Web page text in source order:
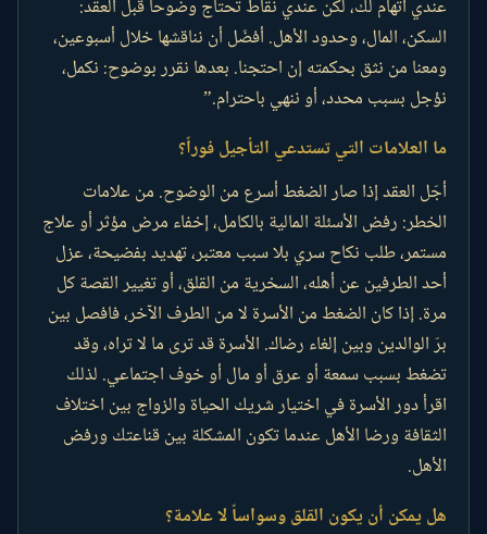
عندي اتهام لك، لكن عندي نقاط تحتاج وضوحاً قبل العقد:
السكن، المال، وحدود الأهل. أفضّل أن نناقشها خلال أسبوعين،
ومعنا من نثق بحكمته إن احتجنا. بعدها نقرر بوضوح: نكمل،
نؤجل بسبب محدد، أو ننهي باحترام.”
ما العلامات التي تستدعي التأجيل فوراً؟
أجّل العقد إذا صار الضغط أسرع من الوضوح. من علامات
الخطر: رفض الأسئلة المالية بالكامل، إخفاء مرض مؤثر أو علاج
مستمر، طلب نكاح سري بلا سبب معتبر، تهديد بفضيحة، عزل
أحد الطرفين عن أهله، السخرية من القلق، أو تغيير القصة كل
مرة. إذا كان الضغط من الأسرة لا من الطرف الآخر، فافصل بين
برّ الوالدين وبين إلغاء رضاك. الأسرة قد ترى ما لا تراه، وقد
تضغط بسبب سمعة أو عرق أو مال أو خوف اجتماعي. لذلك
اقرأ دور الأسرة في اختيار شريك الحياة والزواج بين اختلاف
الثقافة ورضا الأهل عندما تكون المشكلة بين قناعتك ورفض
الأهل.
هل يمكن أن يكون القلق وسواساً لا علامة؟